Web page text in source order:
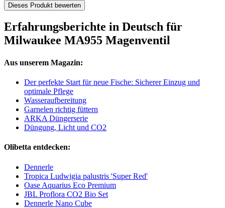
Dieses Produkt bewerten
Erfahrungsberichte in Deutsch für
Milwaukee MA955 Magenventil
Aus unserem Magazin:
Der perfekte Start für neue Fische: Sicherer Einzug und
optimale Pflege
Wasseraufbereitung
Garnelen richtig füttern
ARKA Düngerserie
Düngung, Licht und CO2
Olibetta entdecken:
Dennerle
Tropica Ludwigia palustris 'Super Red'
Oase Aquarius Eco Premium
JBL Proflora CO2 Bio Set
Dennerle Nano Cube